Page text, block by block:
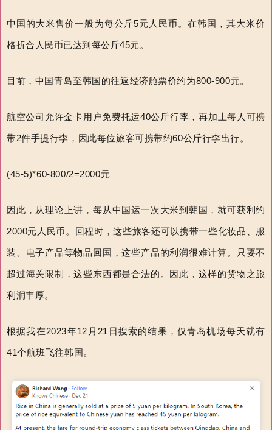
中国的大米售价一般为每公斤5元人民币。在韩国，其大米价
格折合人民币已达到每公斤45元。
目前，中国青岛至韩国的往返经济舱票价约为800-900元。
航空公司允许金卡用户免费托运40公斤行李，再加上每人可携
带2件手提行李，因此每位旅客可携带约60公斤行李出行。
(45-5)*60-800/2=2000元
因此，从理论上讲，每从中国运一次大米到韩国，就可获利约
2000元人民币。回程时，这些旅客还可以携带一些化妆品、服
装、电子产品等物品回国，这些产品的利润很难计算。只要不
超过海关限制，这些东西都是合法的。因此，这样的货物之旅
利润丰厚。
根据我在2023年12月21日搜索的结果，仅青岛机场每天就有
41个航班飞往韩国。